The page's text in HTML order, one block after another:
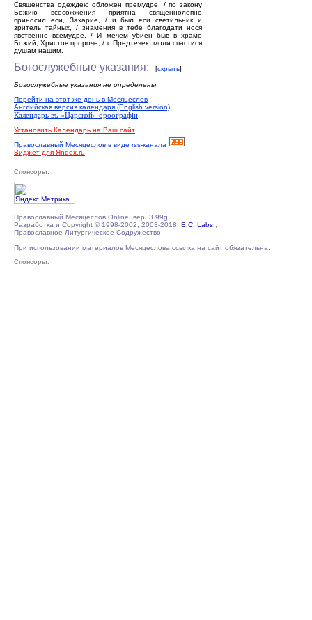
Священства одеждею обложен премудре, / по закону
Божию всесожжения приятна священнолепно
приносил еси, Захарие, / и был еси светильник и
зритель тайных, / знамения в тебе благодати нося
явственно всемудре. / И мечем убиен быв в храме
Божий, Христов пророче, / с Предтечею моли спастися
душам нашим.
Богослужебные указания: [скрыть]
Богослужебные указания не определены
Перейти на этот же день в Месяцеслов
Английская версия календаря (English version)
Календарь въ «Царской» орѳографiи
Установить Календарь на Ваш сайт
Православный Месяцеслов в виде rss-канала
Виджет для Яndex.ru
Спонсоры:
Православный Месяцеслов Online, вер. 3.99g.
Разработка и Copyright © 1998-2002, 2003-2018, E.C. Labs.
Православное Литургическое Содружество
При использовании материалов Месяцеслова ссылка на сайт обязательна.
Спонсоры: